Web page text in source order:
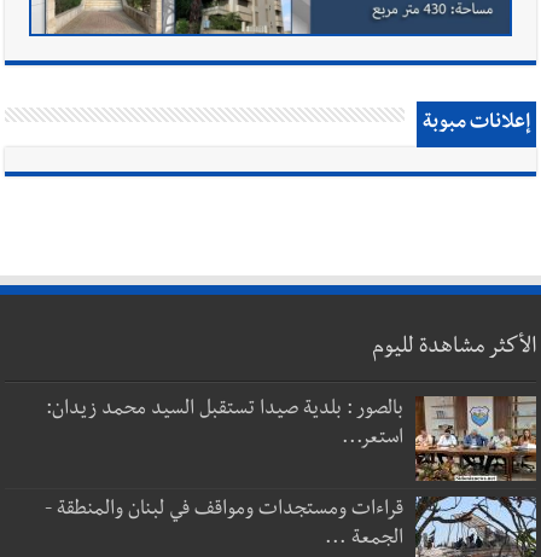
إعلانات مبوبة
الأكثر مشاهدة لليوم
بالصور : بلدية صيدا تستقبل السيد محمد زيدان:
استعر...
قراءات ومستجدات ومواقف في لبنان والمنطقة -
الجمعة ...